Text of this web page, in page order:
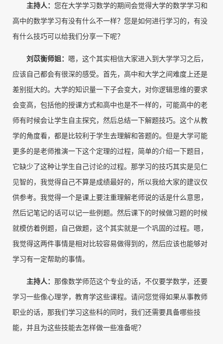
主持人： 您在大学学习数学的期间会觉得大学的数学学习和
高中的数学学习有没有什么不一样？您是如何进行学习的，有没
有什么技巧可以给我们分享一下呢？
刘苡衡师姐 ：
嗯，这个其实相信大家进入到大学学习之后，
应该自己都会有很深的感受。首先，高中和大学之间难度上还是
差别挺大的。大学的知识量一下子会变大，对你逻辑思维的要求
会变高，包括他的授课方式和高中也是不一样的，可能高中的老
师有时候会让学生自主探究，然后总结一下解题技巧。这个从教
学的角度看，都是比较利于学生去理解和答题的。但是大学可能
更多的是老师推演一下这个定理的过程，简单的介绍一下题目，
它缺少了这种让学生自己讨论的过程。那学习的技巧其实是见仁
见智的，我觉得自己不算是成绩最好的，所以我给大家的建议仅
供参考。我觉得一个是课上要注重理解老师说的话是什么意思，
然后记笔记的话可以记一些例题。然后课下的时候做习题的时候
就模仿着例题，自己做题，这个其实就是一个巩固的过程。嗯，
我觉得这两件事情是相对比较容易做得到的，然后应该也能够对
学习有一定帮助的事情。
主持人： 那像数学师范这个专业的话，不仅要学数学，还要
学习一些像心理学，教育学这些课程。请问您觉得如果从事教师
职业的话，那我们学习这些科的同时，我们还需要具备哪些技
能，并且为这些技能去怎样做一些准备呢？